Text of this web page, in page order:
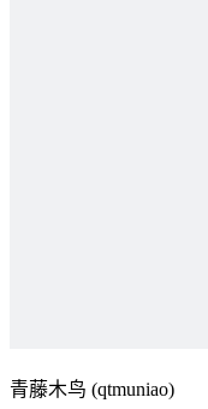
青藤木鸟 (qtmuniao)